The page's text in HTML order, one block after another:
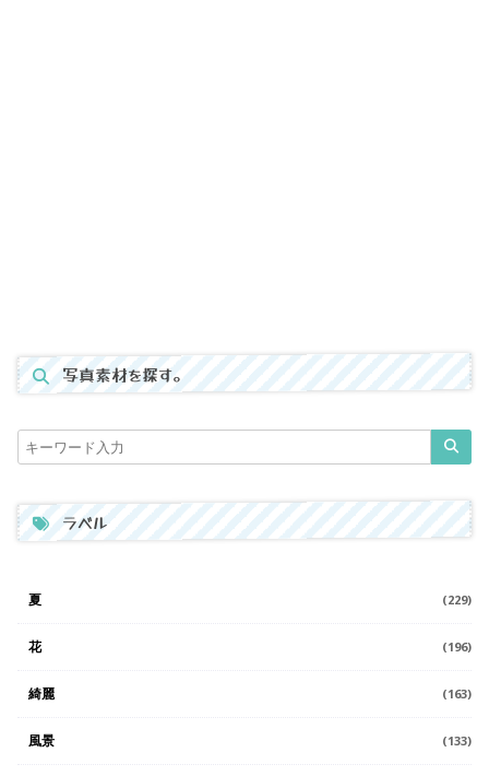
写真素材を探す。
ラベル
夏 (229)
花 (196)
綺麗 (163)
風景 (133)